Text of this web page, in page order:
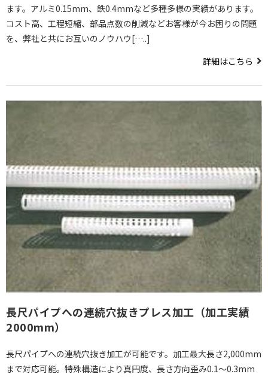
ます。アルミ0.15mm、鉄0.4mmなど多種多様の実績があります。
コスト高、工程短縮、部品点数の削減などお客様が今お困りの問題
を、弊社と共にお互いのノウハウ[…..]
詳細はこちら
長尺パイプへの連続穴抜きプレス加工（加工実績
2000mm）
長尺パイプへの連続穴抜き加工が可能です。加工最大長さ2,000mm
まで対応可能。特殊構造により真円度、長さ方向歪み0.1～0.3mm